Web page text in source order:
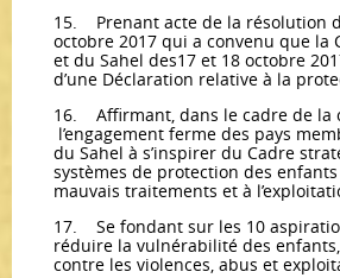
15. Prenant acte de la résolution
octobre 2017 qui a convenu que la
et du Sahel des17 et 18 octobre
d’une Déclaration relative à la
16. Affirmant, dans le cadre de la
l’engagement ferme des pays
du Sahel à s’inspirer du Cadre
systèmes de protection des
mauvais traitements et à
17. Se fondant sur les 10
réduire la vulnérabilité des
contre les violences, abus et